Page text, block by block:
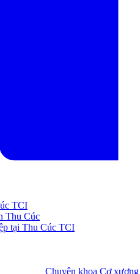
TCI
Thu Cúc
tại Thu Cúc TCI
Chuyên khoa Cơ